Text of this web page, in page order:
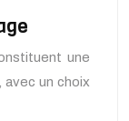
une
un choix